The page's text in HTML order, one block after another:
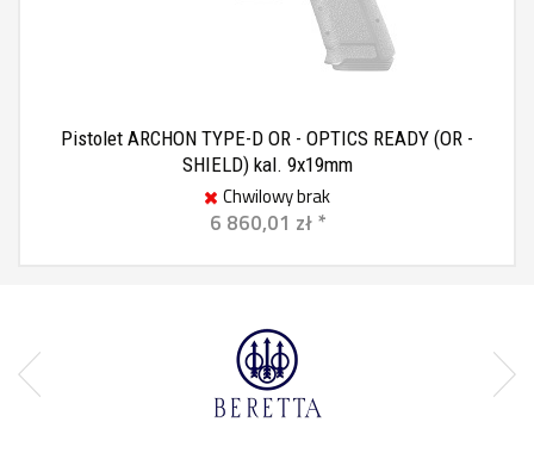
Pistolet ARCHON TYPE-D OR - OPTICS READY (OR -
SHIELD) kal. 9x19mm
Chwilowy brak
6 860,01 zł *